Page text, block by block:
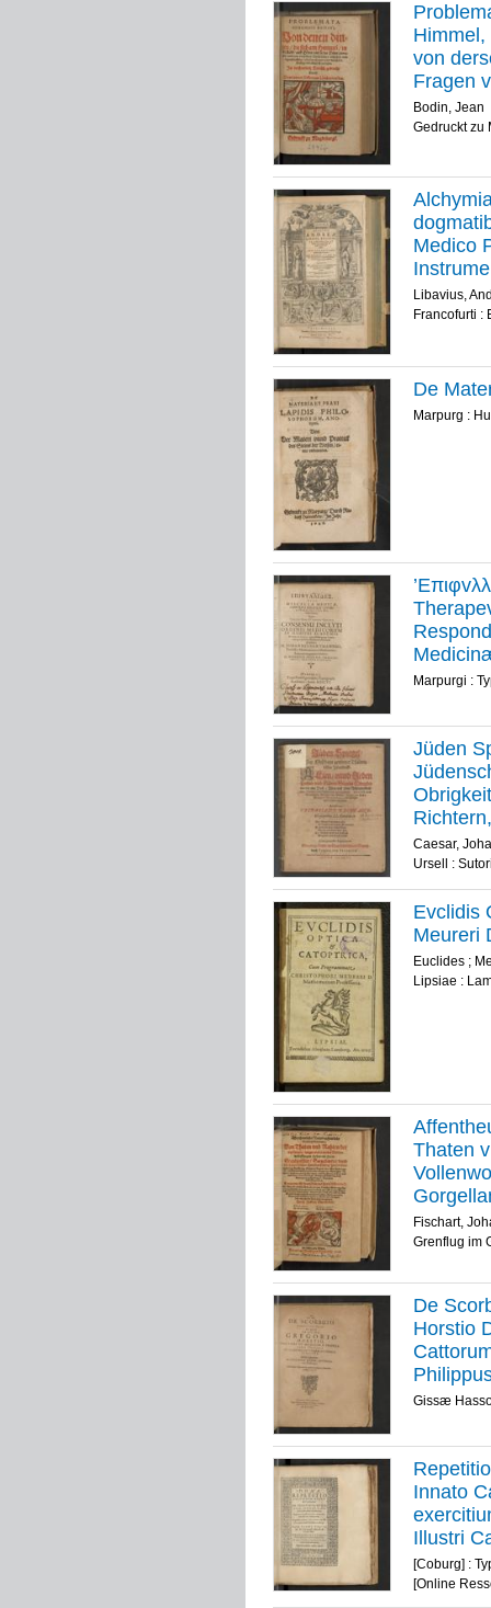
von
Fragen
Bodin, Jean
Gedruckt zu
Medico
partim
Libavius,
Francofurti :
De
Marpurg :
Marpurgi :
Jüden
ein
Caesar,
Ursell :
Evclidis
Meureri
Euclides ;
Lipsiae :
Thaten
Fürsten
Fischart,
Grenflug im
De
Horstio
Gissæ
Innato
Illustri
...
[Coburg] :
[Online